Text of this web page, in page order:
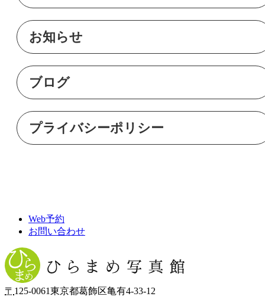
お知らせ
ブログ
プライバシーポリシー
Web予約
お問い合わせ
〒 125-0061東京都葛飾区亀有4-33-12